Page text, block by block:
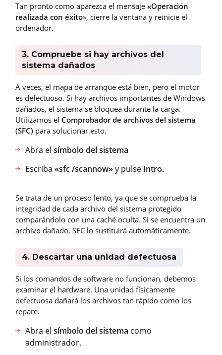
Tan pronto como aparezca el mensaje «Operación
realizada con éxito», cierre la ventana y reinicie el
ordenador.
3. Compruebe si hay archivos del
sistema dañados
A veces, el mapa de arranque está bien, pero el motor
es defectuoso. Si hay archivos importantes de Windows
dañados, el sistema se bloquea durante la carga.
Utilizamos el Comprobador de archivos del sistema
(SFC) para solucionar esto.
Abra el símbolo del sistema
Escriba «sfc /scannow»y pulse Intro.
Se trata de un proceso lento, ya que se comprueba la
integridad de cada archivo del sistema protegido
comparándolo con una caché oculta. Si se encuentra un
archivo dañado, SFC lo sustituirá automáticamente.
4. Descartar una unidad defectuosa
Si los comandos de software no funcionan, debemos
examinar el hardware. Una unidad físicamente
defectuosa dañará los archivos tan rápido como los
repare.
Abra el símbolo del sistema como
administrador.